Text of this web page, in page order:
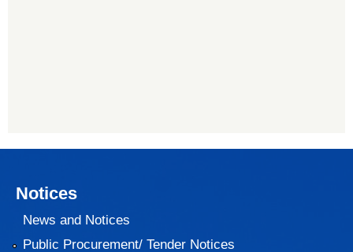
Notices
News and Notices
Public Procurement/ Tender Notices